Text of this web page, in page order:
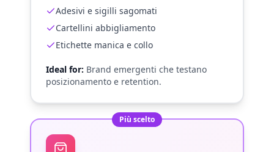
Adesivi e sigilli sagomati
Cartellini abbigliamento
Etichette manica e collo
Ideal for: Brand emergenti che testano
posizionamento e retention.
Più scelto